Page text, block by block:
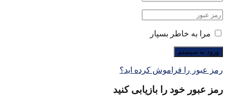
مرا به خاطر بسپار
رمز عبور را فراموش کرده اید؟
رمز عبور خود را بازیابی کنید